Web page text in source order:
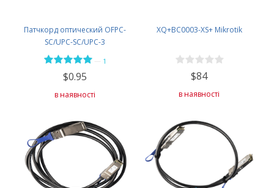
Патчкорд оптический OFPC-
SC/UPC-SC/UPC-3
1
$0.95
в наявності
XQ+BC0003-XS+ Mikrotik
$84
в наявності